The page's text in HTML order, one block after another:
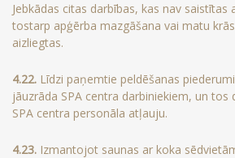
Jebkādas citas darbības, kas nav saistītas
tostarp apģērba mazgāšana vai matu
aizliegtas.
4.22. Līdzi paņemtie peldēšanas
jāuzrāda SPA centra darbiniekiem, un
SPA centra personāla atļauju.
4.23. Izmantojot saunas ar koka